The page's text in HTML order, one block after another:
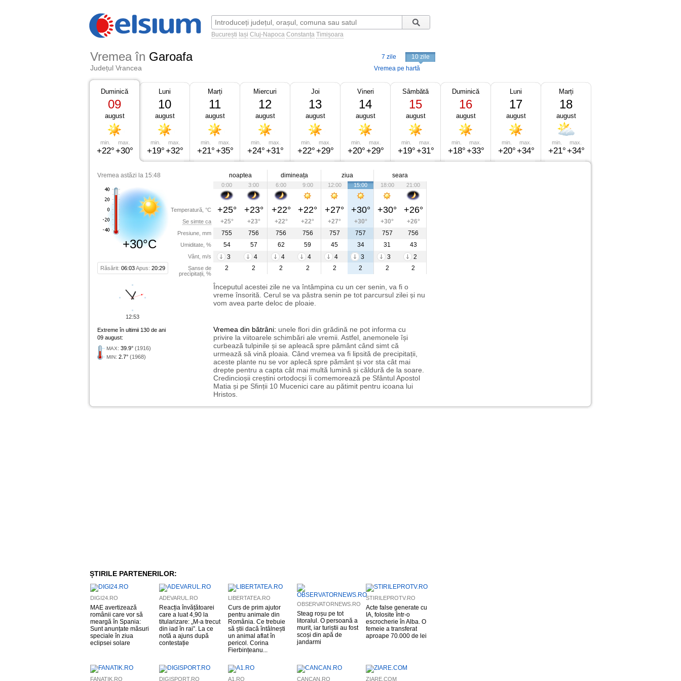
București Iași Cluj-Napoca Constanța Timișoara
Vremea în Garoafa
Județul Vrancea
7 zile
10 zile
Vremea pe hartă
Duminică
09
august
min.
+22°
max.
+30°
Luni
10
august
min.
+19°
max.
+32°
Marți
11
august
min.
+21°
max.
+35°
Miercuri
12
august
min.
+24°
max.
+31°
Joi
13
august
min.
+22°
max.
+29°
Vineri
14
august
min.
+20°
max.
+29°
Sâmbătă
15
august
min.
+19°
max.
+31°
Duminică
16
august
min.
+18°
max.
+33°
Luni
17
august
min.
+20°
max.
+34°
Marți
18
august
min.
+21°
max.
+34°
Vremea astăzi la 15:48
+30°C
Răsărit: 06:03Apus: 20:29
Temperatură, °C
Se simte ca
Presiune, mm
Umiditate, %
Vânt, m/s
Șanse de
precipitații, %
noaptea dimineața ziua seara
0:00 3:00 6:00 9:00 12:00 15:00 18:00 21:00
+25° +23° +22° +22° +27° +30° +30° +26°
+25° +23° +22° +22° +27° +30° +30°
+26°
755
756 756 756 757 757 757
756
54
57 62 59 45 34 31
43
3
4 4 4 4 3 3
2
2
2 2 2 2 2 2 2
Începutul acestei zile ne va întâmpina cu un cer senin, va fi o
vreme însorită. Cerul se va păstra senin pe tot parcursul zilei și nu
vom avea parte deloc de ploaie.
Extreme în ultimii 130 de ani
09 august:
MAX: 39.9° (1916)
MIN: 2.7° (1968)
Vremea din bătrâni: unele flori din grădină ne pot informa cu
privire la viitoarele schimbări ale vremii. Astfel, anemonele își
curbează tulpinile și se apleacă spre pământ când simt că
urmează să vină ploaia. Când vremea va fi lipsită de precipitații,
aceste plante nu se vor aplecă spre pământ și vor sta cât mai
drepte pentru a capta cât mai multă lumină și căldură de la soare.
Credincioșii creștini ortodocși îi comemorează pe Sfântul Apostol
Matia și pe Sfinții 10 Mucenici care au pătimit pentru icoana lui
Hristos.
12:53
ȘTIRILE PARTENERILOR:
DIGI24.RO
MAE avertizează
românii care vor să
meargă în Spania:
Sunt anunțate măsuri
speciale în ziua
eclipsei solare
ADEVARUL.RO
Reacția învățătoarei
care a luat 4,90 la
titularizare: „M-a trecut
din iad în rai”. La ce
notă a ajuns după
contestație
LIBERTATEA.RO
Curs de prim ajutor
pentru animale din
România. Ce trebuie
să știi dacă întâlnești
un animal aflat în
pericol. Corina
Fierbințeanu...
OBSERVATORNEWS.RO
Steag roșu pe tot
litoralul. O persoană a
murit, iar turiștii au fost
scoși din apă de
jandarmi
STIRILEPROTV.RO
Acte false generate cu
IA, folosite într-o
escrocherie în Alba. O
femeie a transferat
aproape 70.000 de lei
FANATIK.RO DIGISPORT.RO A1.RO CANCAN.RO ZIARE.COM